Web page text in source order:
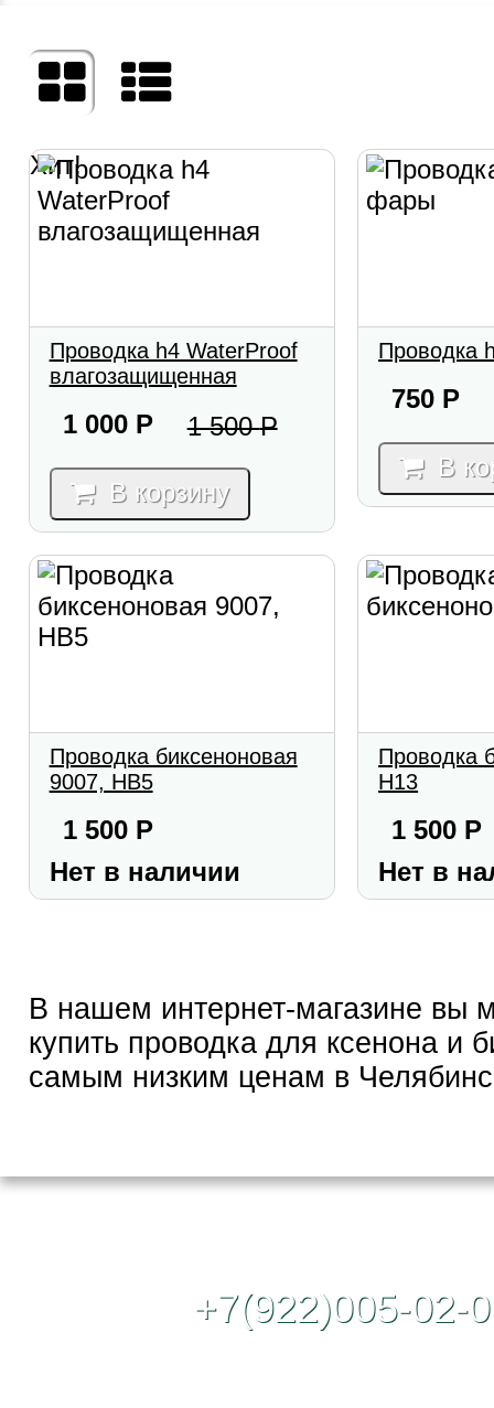
Хит!
Проводка h4 WaterProof
влагозащищенная
1 000 Р 1 500Р
В корзину
Проводка
750 Р
В
Проводка биксеноновая
9007, HB5
1 500 Р
Нет в наличии
Проводка
H13
1 500 Р
Нет в
В нашем интернет-магазине вы
купить проводка для ксенона и
самым низким ценам в
+7(922)005-02-